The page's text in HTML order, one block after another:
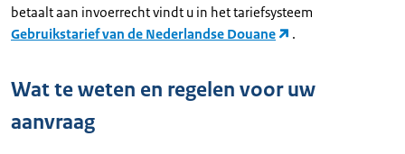
betaalt aan invoerrecht vindt u in het tariefsysteem
Gebruikstarief van de Nederlandse Douane
.
Wat te weten en regelen voor uw
aanvraag